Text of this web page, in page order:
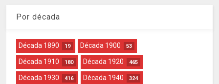
Por década
Década 1890 19 Década 1900 53
Década 1910 180 Década 1920 465
Década 1930 416 Década 1940 324